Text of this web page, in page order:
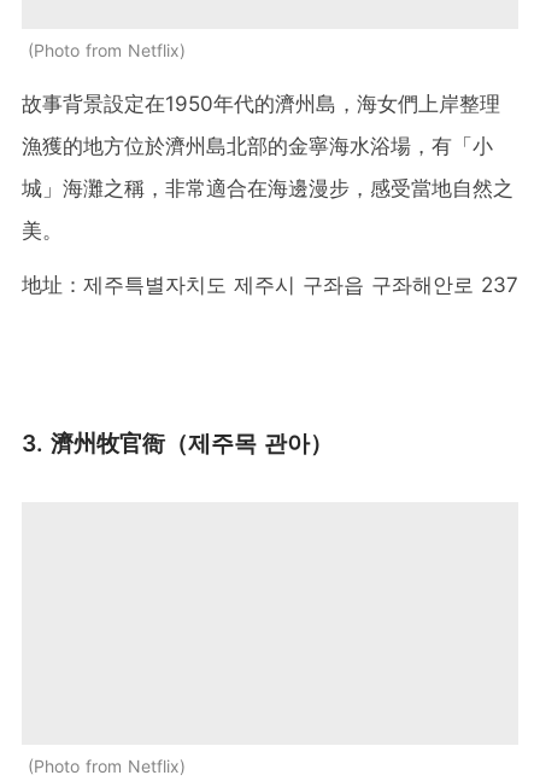
Photo from Netflix
故事背景設定在1950年代的濟州島，海女們上岸整理
漁獲的地方位於濟州島北部的金寧海水浴場，有「小
城」海灘之稱，非常適合在海邊漫步，感受當地自然之
美。
地址：제주특별자치도 제주시 구좌읍 구좌해안로 237
3. 濟州牧官衙（제주목 관아）
Photo from Netflix